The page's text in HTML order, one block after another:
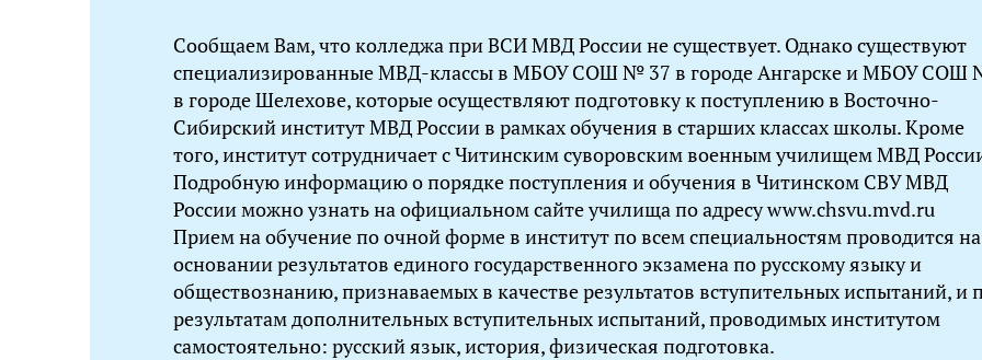
Сообщаем Вам, что колледжа при ВСИ МВД России не существует. Однако существуют
специализированные МВД-классы в МБОУ СОШ № 37 в городе Ангарске и МБОУ СОШ
в городе Шелехове, которые осуществляют подготовку к поступлению в Восточно-
Сибирский институт МВД России в рамках обучения в старших классах школы. Кроме
того, институт сотрудничает с Читинским суворовским военным училищем МВД
Подробную информацию о порядке поступления и обучения в Читинском СВУ МВД
России можно узнать на официальном сайте училища по адресу www.chsvu.mvd.ru
Прием на обучение по очной форме в институт по всем специальностям проводится на
основании результатов единого государственного экзамена по русскому языку и
обществознанию, признаваемых в качестве результатов вступительных испытаний, и
результатам дополнительных вступительных испытаний, проводимых институтом
самостоятельно: русский язык, история, физическая подготовка.